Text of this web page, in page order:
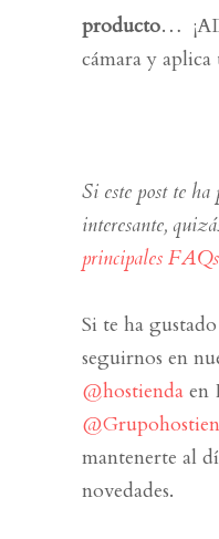
producto…
cámara y aplica
Si este post te
interesante,
principales
Si te ha
seguirnos en
@hostienda en
mantenerte al
novedades.